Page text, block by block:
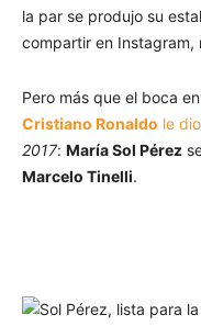
la par se produjo su
compartir en Instagram,
Pero más que el boca
Cristiano Ronaldo le
2017: María Sol Pérez
Marcelo Tinelli.